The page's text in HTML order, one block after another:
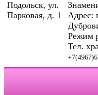
Подольск, ул.
Парковая, д. 1
Адрес:
Режим
Тел.